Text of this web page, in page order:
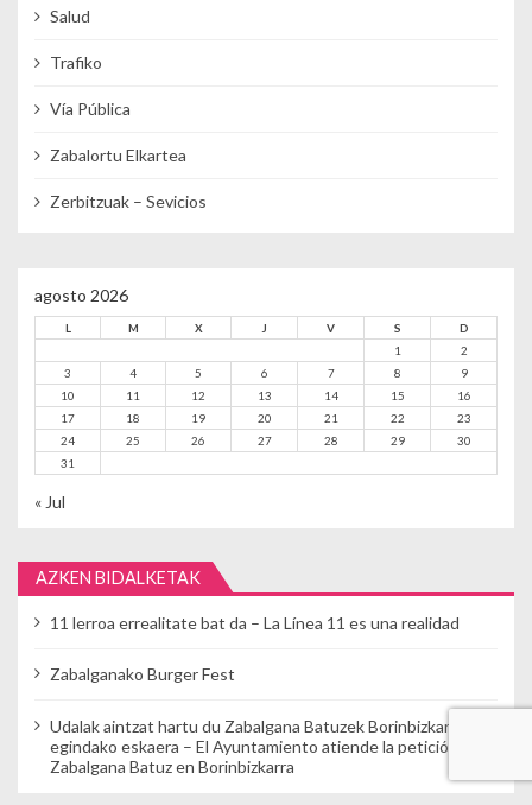
Salud
Trafiko
Vía Pública
Zabalortu Elkartea
Zerbitzuak – Sevicios
agosto 2026
L M X J V S
D
1
2
3
4 5 6 7 8
9
10
11 12 13 14 15
16
17
18 19 20 21 22
23
24
25 26 27 28 29
30
31
« Jul
AZKEN BIDALKETAK
11 lerroa errealitate bat da – La Línea 11 es una realidad
Zabalganako Burger Fest
Udalak aintzat hartu du Zabalgana Batuzek Borinbizkarran
egindako eskaera – El Ayuntamiento atiende la petición de
Zabalgana Batuz en Borinbizkarra